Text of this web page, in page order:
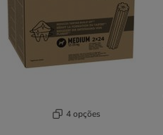
4 opções